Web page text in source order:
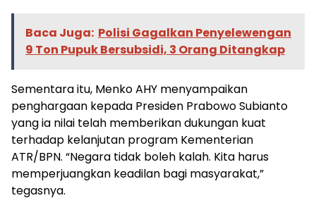
Baca Juga: Polisi Gagalkan Penyelewengan
9 Ton Pupuk Bersubsidi, 3 Orang Ditangkap
Sementara itu, Menko AHY menyampaikan
penghargaan kepada Presiden Prabowo Subianto
yang ia nilai telah memberikan dukungan kuat
terhadap kelanjutan program Kementerian
ATR/BPN. “Negara tidak boleh kalah. Kita harus
memperjuangkan keadilan bagi masyarakat,”
tegasnya.